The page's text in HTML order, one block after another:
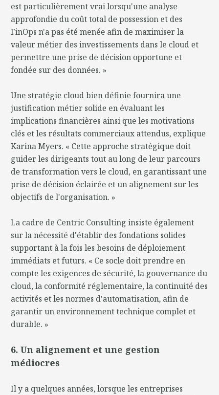
est particulièrement vrai lorsqu'une analyse
approfondie du coût total de possession et des
FinOps n'a pas été menée afin de maximiser la
valeur métier des investissements dans le cloud et
permettre une prise de décision opportune et
fondée sur des données. »
Une stratégie cloud bien définie fournira une
justification métier solide en évaluant les
implications financières ainsi que les motivations
clés et les résultats commerciaux attendus, explique
Karina Myers. « Cette approche stratégique doit
guider les dirigeants tout au long de leur parcours
de transformation vers le cloud, en garantissant une
prise de décision éclairée et un alignement sur les
objectifs de l'organisation. »
La cadre de Centric Consulting insiste également
sur la nécessité d'établir des fondations solides
supportant à la fois les besoins de déploiement
immédiats et futurs. « Ce socle doit prendre en
compte les exigences de sécurité, la gouvernance du
cloud, la conformité réglementaire, la continuité des
activités et les normes d'automatisation, afin de
garantir un environnement technique complet et
durable. »
6. Un alignement et une gestion
médiocres
Il y a quelques années, lorsque les entreprises